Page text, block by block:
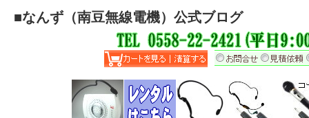
■なんず（南豆無線電機）公式ブログ